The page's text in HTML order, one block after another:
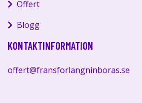
Offert
Blogg
KONTAKTINFORMATION
offert@fransforlangninboras.se